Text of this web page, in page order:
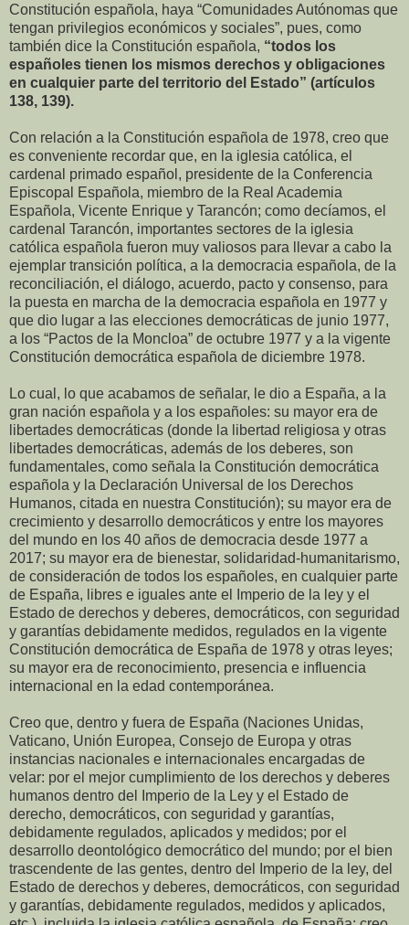
Constitución española, haya “Comunidades Autónomas que
tengan privilegios económicos y sociales”, pues, como
también dice la Constitución española, “todos los
españoles tienen los mismos derechos y obligaciones
en cualquier parte del territorio del Estado” (artículos
138, 139).
Con relación a la Constitución española de 1978, creo que
es conveniente recordar que, en la iglesia católica, el
cardenal primado español, presidente de la Conferencia
Episcopal Española, miembro de la Real Academia
Española, Vicente Enrique y Tarancón; como decíamos, el
cardenal Tarancón, importantes sectores de la iglesia
católica española fueron muy valiosos para llevar a cabo la
ejemplar transición política, a la democracia española, de la
reconciliación, el diálogo, acuerdo, pacto y consenso, para
la puesta en marcha de la democracia española en 1977 y
que dio lugar a las elecciones democráticas de junio 1977,
a los “Pactos de la Moncloa” de octubre 1977 y a la vigente
Constitución democrática española de diciembre 1978.
Lo cual, lo que acabamos de señalar, le dio a España, a la
gran nación española y a los españoles: su mayor era de
libertades democráticas (donde la libertad religiosa y otras
libertades democráticas, además de los deberes, son
fundamentales, como señala la Constitución democrática
española y la Declaración Universal de los Derechos
Humanos, citada en nuestra Constitución); su mayor era de
crecimiento y desarrollo democráticos y entre los mayores
del mundo en los 40 años de democracia desde 1977 a
2017; su mayor era de bienestar, solidaridad-humanitarismo,
de consideración de todos los españoles, en cualquier parte
de España, libres e iguales ante el Imperio de la ley y el
Estado de derechos y deberes, democráticos, con seguridad
y garantías debidamente medidos, regulados en la vigente
Constitución democrática de España de 1978 y otras leyes;
su mayor era de reconocimiento, presencia e influencia
internacional en la edad contemporánea.
Creo que, dentro y fuera de España (Naciones Unidas,
Vaticano, Unión Europea, Consejo de Europa y otras
instancias nacionales e internacionales encargadas de
velar: por el mejor cumplimiento de los derechos y deberes
humanos dentro del Imperio de la Ley y el Estado de
derecho, democráticos, con seguridad y garantías,
debidamente regulados, aplicados y medidos; por el
desarrollo deontológico democrático del mundo; por el bien
trascendente de las gentes, dentro del Imperio de la ley, del
Estado de derechos y deberes, democráticos, con seguridad
y garantías, debidamente regulados, medidos y aplicados,